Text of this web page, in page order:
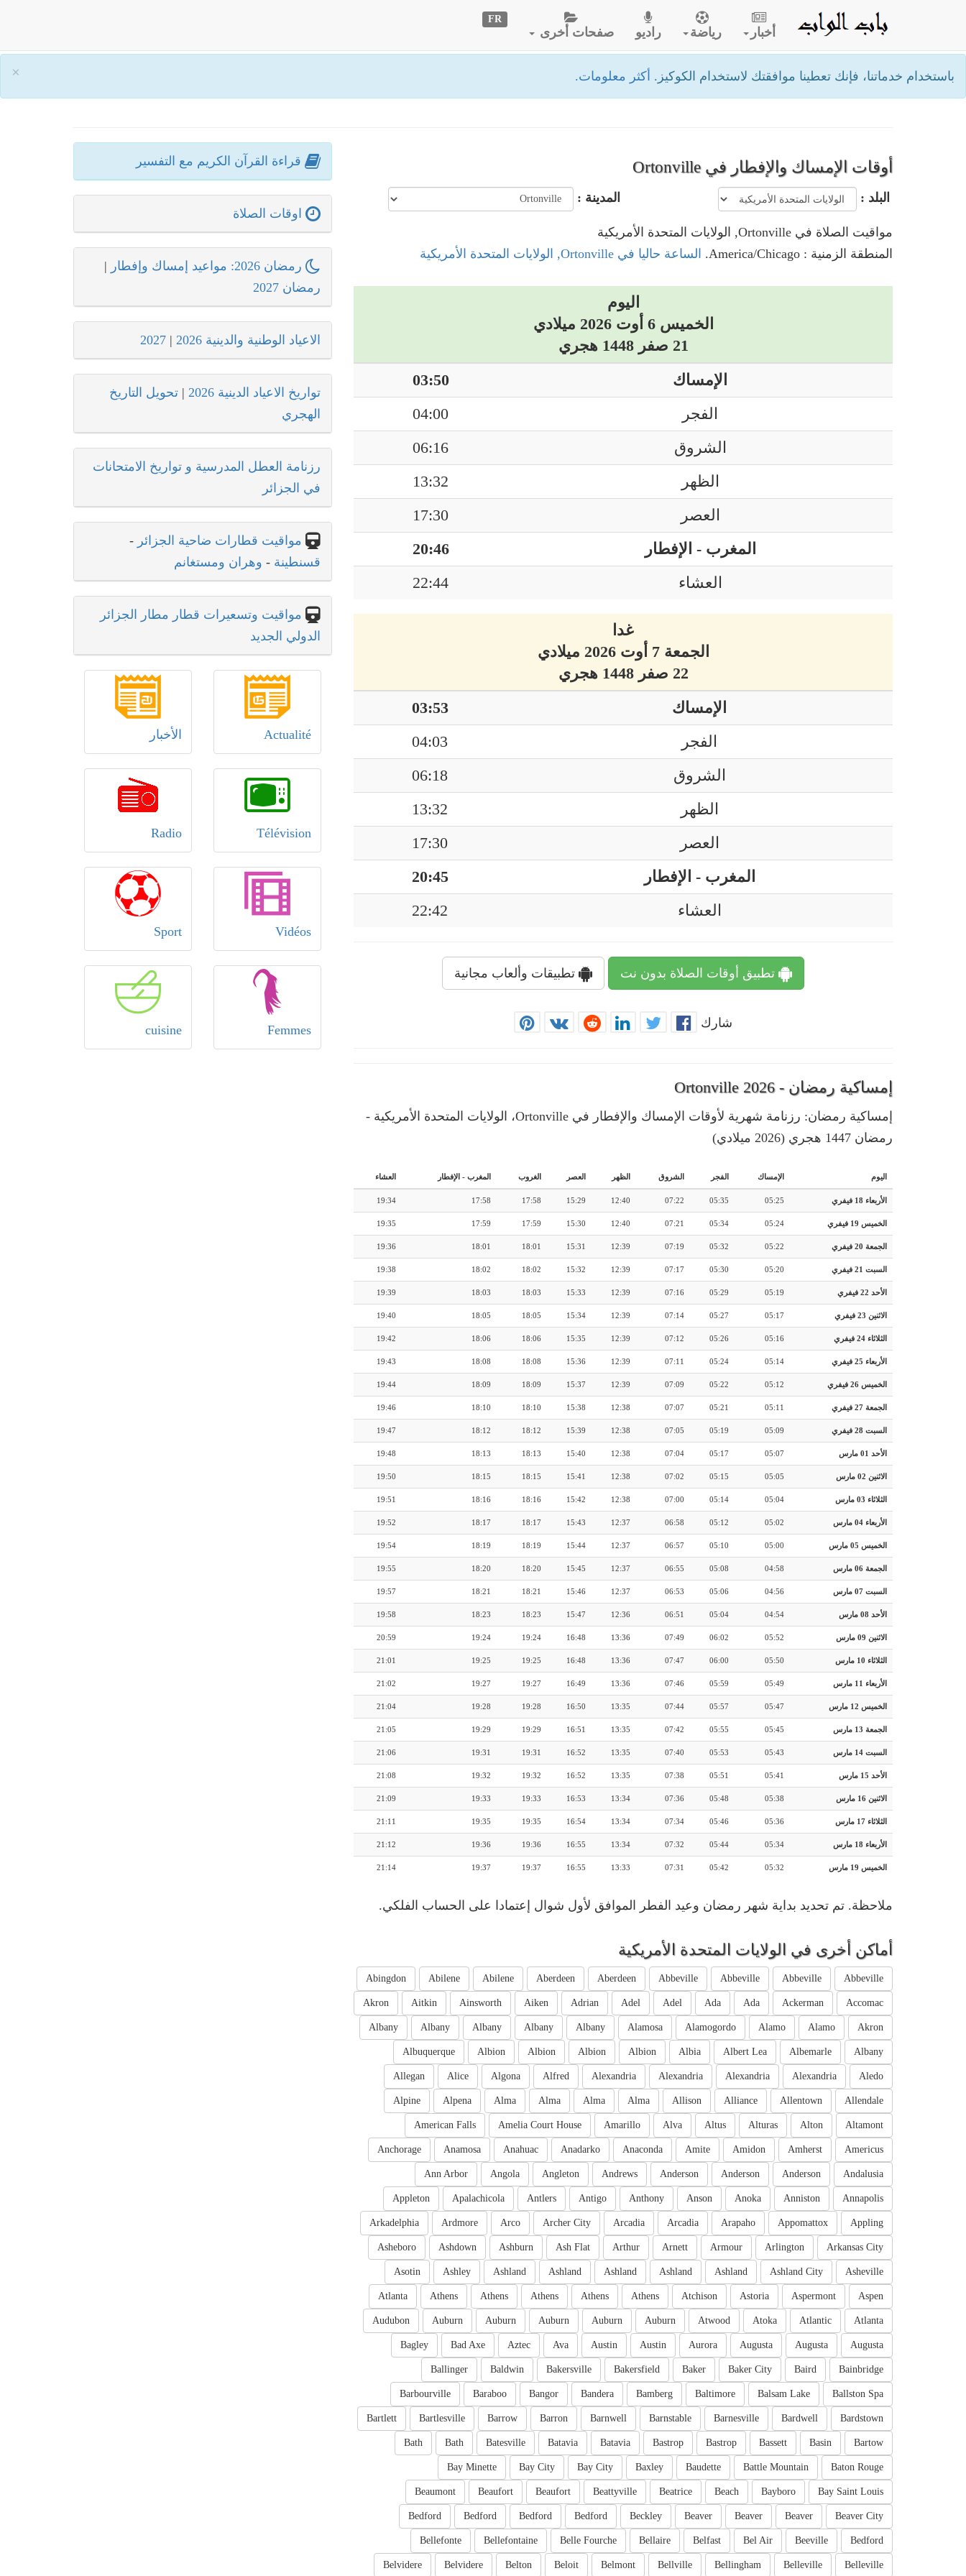
× باستخدام خدماتنا، فإنك تعطينا موافقتك لاستخدام الكوكيز. أكثر معلومات.
أخبار رياضة راديو صفحات أخرى
FR
أوقات الإمساك والإفطار في Ortonville
البلد : المدينة :
مواقيت الصلاة في Ortonville, الولايات المتحدة الأمريكية
المنطقة الزمنية : America/Chicago.
الساعة حاليا في Ortonville, الولايات المتحدة الأمريكية
اليوم
الخميس 6 أوت 2026 ميلادي
21 صفر 1448 هجري
الإمساك
03:50
الفجر
04:00
الشروق
06:16
الظهر
13:32
العصر
17:30
المغرب - الإفطار
20:46
العشاء
22:44
غدا
الجمعة 7 أوت 2026 ميلادي
22 صفر 1448 هجري
الإمساك
03:53
الفجر
04:03
الشروق
06:18
الظهر
13:32
العصر
17:30
المغرب - الإفطار
20:45
العشاء
22:42
تطبيق أوقات الصلاة بدون نت تطبيقات وألعاب مجانية
شارك
إمساكية رمضان - Ortonville 2026
إمساكية رمضان: رزنامة شهرية لأوقات الإمساك والإفطار في Ortonville، الولايات المتحدة الأمريكية -
رمضان 1447 هجري (2026 ميلادي)
اليوم الإمساك الفجر الشروق الظهر العصر الغروب المغرب - الإفطار العشاء
الأربعاء 18 فيفري 05:25
05:35
07:22
12:40
15:29
17:58
17:58
19:34
الخميس 19 فيفري 05:24
05:34
07:21
12:40
15:30
17:59
17:59
19:35
الجمعة 20 فيفري 05:22
05:32
07:19
12:39
15:31
18:01
18:01
19:36
السبت 21 فيفري 05:20
05:30
07:17
12:39
15:32
18:02
18:02
19:38
الأحد 22 فيفري 05:19
05:29
07:16
12:39
15:33
18:03
18:03
19:39
الاثنين 23 فيفري 05:17
05:27
07:14
12:39
15:34
18:05
18:05
19:40
الثلاثاء 24 فيفري 05:16
05:26
07:12
12:39
15:35
18:06
18:06
19:42
الأربعاء 25 فيفري 05:14
05:24
07:11
12:39
15:36
18:08
18:08
19:43
الخميس 26 فيفري 05:12
05:22
07:09
12:39
15:37
18:09
18:09
19:44
الجمعة 27 فيفري 05:11
05:21
07:07
12:38
15:38
18:10
18:10
19:46
السبت 28 فيفري 05:09
05:19
07:05
12:38
15:39
18:12
18:12
19:47
الأحد 01 مارس 05:07
05:17
07:04
12:38
15:40
18:13
18:13
19:48
الاثنين 02 مارس 05:05
05:15
07:02
12:38
15:41
18:15
18:15
19:50
الثلاثاء 03 مارس 05:04
05:14
07:00
12:38
15:42
18:16
18:16
19:51
الأربعاء 04 مارس 05:02
05:12
06:58
12:37
15:43
18:17
18:17
19:52
الخميس 05 مارس 05:00
05:10
06:57
12:37
15:44
18:19
18:19
19:54
الجمعة 06 مارس 04:58
05:08
06:55
12:37
15:45
18:20
18:20
19:55
السبت 07 مارس 04:56
05:06
06:53
12:37
15:46
18:21
18:21
19:57
الأحد 08 مارس 04:54
05:04
06:51
12:36
15:47
18:23
18:23
19:58
الاثنين 09 مارس 05:52
06:02
07:49
13:36
16:48
19:24
19:24
20:59
الثلاثاء 10 مارس 05:50
06:00
07:47
13:36
16:48
19:25
19:25
21:01
الأربعاء 11 مارس 05:49
05:59
07:46
13:36
16:49
19:27
19:27
21:02
الخميس 12 مارس 05:47
05:57
07:44
13:35
16:50
19:28
19:28
21:04
الجمعة 13 مارس 05:45
05:55
07:42
13:35
16:51
19:29
19:29
21:05
السبت 14 مارس 05:43
05:53
07:40
13:35
16:52
19:31
19:31
21:06
الأحد 15 مارس 05:41
05:51
07:38
13:35
16:52
19:32
19:32
21:08
الاثنين 16 مارس 05:38
05:48
07:36
13:34
16:53
19:33
19:33
21:09
الثلاثاء 17 مارس 05:36
05:46
07:34
13:34
16:54
19:35
19:35
21:11
الأربعاء 18 مارس 05:34
05:44
07:32
13:34
16:55
19:36
19:36
21:12
الخميس 19 مارس 05:32
05:42
07:31
13:33
16:55
19:37
19:37
21:14
ملاحظة. تم تحديد بداية شهر رمضان وعيد الفطر الموافق لأول شوال إعتمادا على الحساب الفلكي.
أماكن أخرى في الولايات المتحدة الأمريكية
Abbeville
Abbeville
Abbeville
Abbeville
Aberdeen
Aberdeen
Abilene
Abilene
Abingdon
Accomac
Ackerman
Ada
Ada
Adel
Adel
Adrian
Aiken
Ainsworth
Aitkin
Akron
Akron
Alamo
Alamo
Alamogordo
Alamosa
Albany
Albany
Albany
Albany
Albany
Albany
Albemarle
Albert Lea
Albia
Albion
Albion
Albion
Albion
Albuquerque
Aledo
Alexandria
Alexandria
Alexandria
Alexandria
Alfred
Algona
Alice
Allegan
Allendale
Allentown
Alliance
Allison
Alma
Alma
Alma
Alma
Alpena
Alpine
Altamont
Alton
Alturas
Altus
Alva
Amarillo
Amelia Court House
American Falls
Americus
Amherst
Amidon
Amite
Anaconda
Anadarko
Anahuac
Anamosa
Anchorage
Andalusia
Anderson
Anderson
Anderson
Andrews
Angleton
Angola
Ann Arbor
Annapolis
Anniston
Anoka
Anson
Anthony
Antigo
Antlers
Apalachicola
Appleton
Appling
Appomattox
Arapaho
Arcadia
Arcadia
Archer City
Arco
Ardmore
Arkadelphia
Arkansas City
Arlington
Armour
Arnett
Arthur
Ash Flat
Ashburn
Ashdown
Asheboro
Asheville
Ashland City
Ashland
Ashland
Ashland
Ashland
Ashland
Ashley
Asotin
Aspen
Aspermont
Astoria
Atchison
Athens
Athens
Athens
Athens
Athens
Atlanta
Atlanta
Atlantic
Atoka
Atwood
Auburn
Auburn
Auburn
Auburn
Auburn
Audubon
Augusta
Augusta
Augusta
Aurora
Austin
Austin
Ava
Aztec
Bad Axe
Bagley
Bainbridge
Baird
Baker City
Baker
Bakersfield
Bakersville
Baldwin
Ballinger
Ballston Spa
Balsam Lake
Baltimore
Bamberg
Bandera
Bangor
Baraboo
Barbourville
Bardstown
Bardwell
Barnesville
Barnstable
Barnwell
Barron
Barrow
Bartlesville
Bartlett
Bartow
Basin
Bassett
Bastrop
Bastrop
Batavia
Batavia
Batesville
Bath
Bath
Baton Rouge
Battle Mountain
Baudette
Baxley
Bay City
Bay City
Bay Minette
Bay Saint Louis
Bayboro
Beach
Beatrice
Beattyville
Beaufort
Beaufort
Beaumont
Beaver City
Beaver
Beaver
Beaver
Beckley
Bedford
Bedford
Bedford
Bedford
Bedford
Beeville
Bel Air
Belfast
Bellaire
Belle Fourche
Bellefontaine
Bellefonte
Belleville
Belleville
Bellingham
Bellville
Belmont
Beloit
Belton
Belvidere
Belvidere
قراءة القرآن الكريم مع التفسير
اوقات الصلاة
رمضان 2026: مواعيد إمساك وإفطار
|
رمضان 2027
الاعياد الوطنية والدينية 2026 |
2027
تواريخ الاعياد الدينية 2026 | تحويل التاريخ
الهجري
رزنامة العطل المدرسية و تواريخ الامتحانات
في الجزائر
مواقيت قطارات ضاحية الجزائر -
قسنطينة - وهران ومستغانم
مواقيت وتسعيرات قطار مطار الجزائر
الدولي الجديد
Actualité الأخبار
Télévision
Radio
Vidéos
Sport
Femmes
cuisine